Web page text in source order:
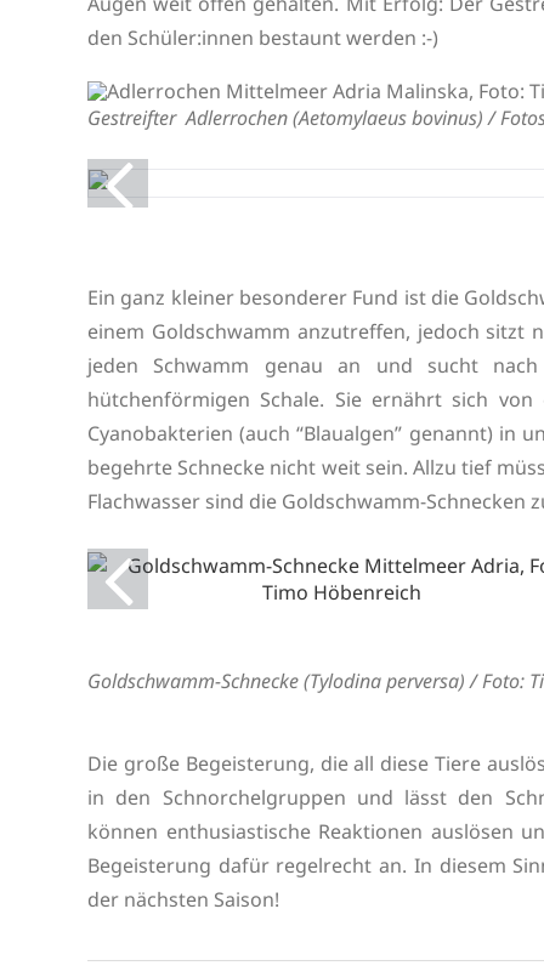
den Schüler:innen bestaunt werden :-)
Gestreifter Adlerrochen (Aetomylaeus bovinus) /
Ein ganz kleiner besonderer Fund ist die
einem Goldschwamm anzutreffen, jedoch sitzt
jeden Schwamm genau an und sucht
hütchenförmigen Schale. Sie ernährt sich
Cyanobakterien (auch “Blaualgen” genannt) in
begehrte Schnecke nicht weit sein. Allzu tief
Flachwasser sind die Goldschwamm-
Goldschwamm-Schnecke (Tylodina perversa) / Foto:
Die große Begeisterung, die all diese Tiere
in den Schnorchelgruppen und lässt den
können enthusiastische Reaktionen auslösen
Begeisterung dafür regelrecht an. In diesem
der nächsten Saison!